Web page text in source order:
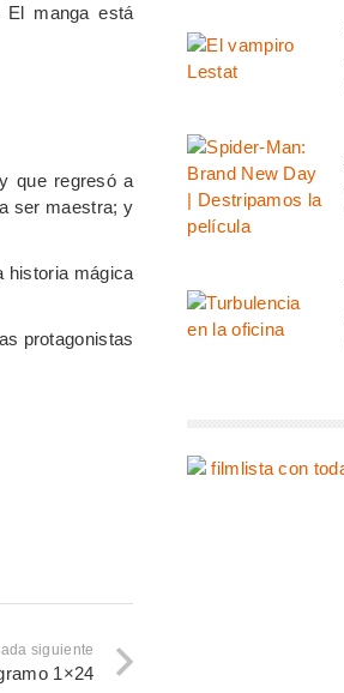
El manga está
que regresó a
ser maestra; y
historia mágica
protagonistas
siguiente
1×24